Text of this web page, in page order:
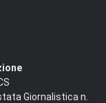
Giornalistica n.